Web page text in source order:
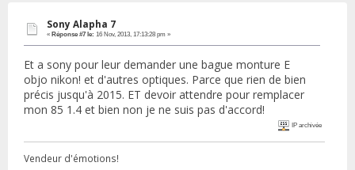
Sony Alapha 7
« Réponse #7 le: 16 Nov, 2013, 17:13:28 pm »
Et a sony pour leur demander une bague monture E
objo nikon! et d'autres optiques. Parce que rien de bien
précis jusqu'à 2015. ET devoir attendre pour remplacer
mon 85 1.4 et bien non je ne suis pas d'accord!
IP archivée
Vendeur d'émotions!